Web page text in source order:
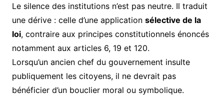
Le silence des institutions n’est pas neutre. Il traduit
une dérive : celle d’une application sélective de la
loi, contraire aux principes constitutionnels énoncés
notamment aux articles 6, 19 et 120.
Lorsqu’un ancien chef du gouvernement insulte
publiquement les citoyens, il ne devrait pas
bénéficier d’un bouclier moral ou symbolique.